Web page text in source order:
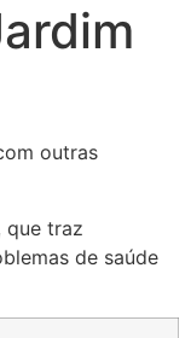
outras
que traz
de saúde